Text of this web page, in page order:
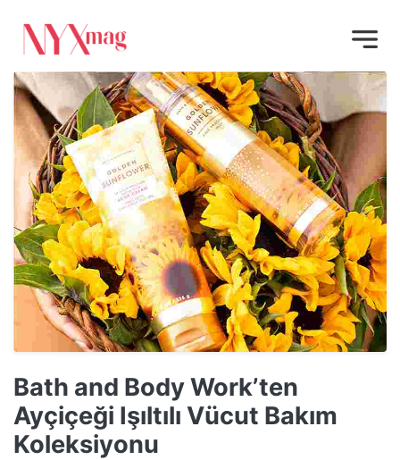
Bath and Body Work’ten
Ayçiçeği Işıltılı Vücut Bakım
Koleksiyonu